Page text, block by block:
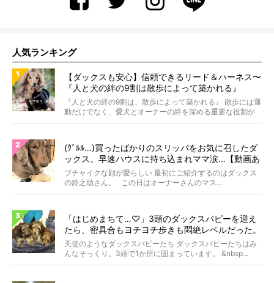
人気ランキング
【ダックスも安心】信頼できるリード＆ハーネス〜
『人と犬の絆の9割は散歩によって築かれる』
WOLFGANG MAN＆BEAST〜
『人と犬の絆の9割は、散歩によって築かれる』 散歩には運
動だけでなく、愛犬とオーナーの絆を深める重要な役割が
あ...
(ｸﾞﾙﾙ…)買ったばかりのスリッパをお気に召したダ
ックス。早速ハウスに持ち込まれママ涙…【動画あ
り】
ブチャイクな顔が愛らしい 最初にご紹介するのはダックス
の鈴之助さん。 この日はオーナーさんのマス...
「はじめまちて…♡」3頭のダックスパピーを迎え
たら、密具合もヨチヨチ歩きも悶絶レベルだった。
【天使動画】
天使のようなダックスパピーたち ダックスパピーたちはみ
んなそっくり。3頭で1か所に固まっています。 &nbsp...